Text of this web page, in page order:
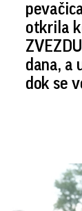
otkrila
dana, a
dok se